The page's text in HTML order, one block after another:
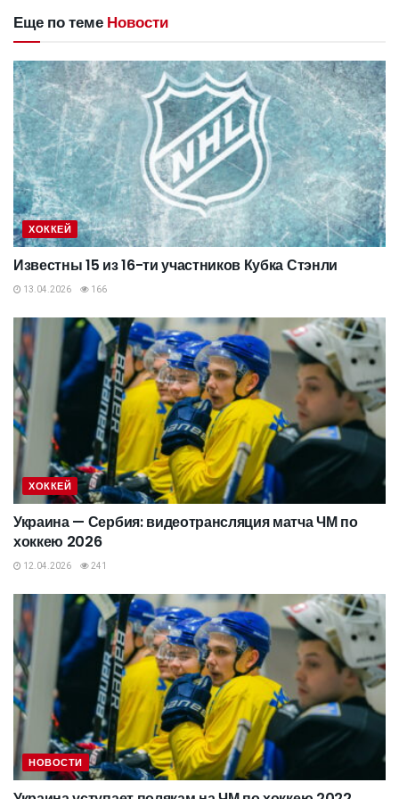
Еще по теме Новости
ХОККЕЙ
Известны 15 из 16-ти участников Кубка Стэнли
13.04.2026 166
ХОККЕЙ
Украина — Сербия: видеотрансляция матча ЧМ по
хоккею 2026
12.04.2026 241
НОВОСТИ